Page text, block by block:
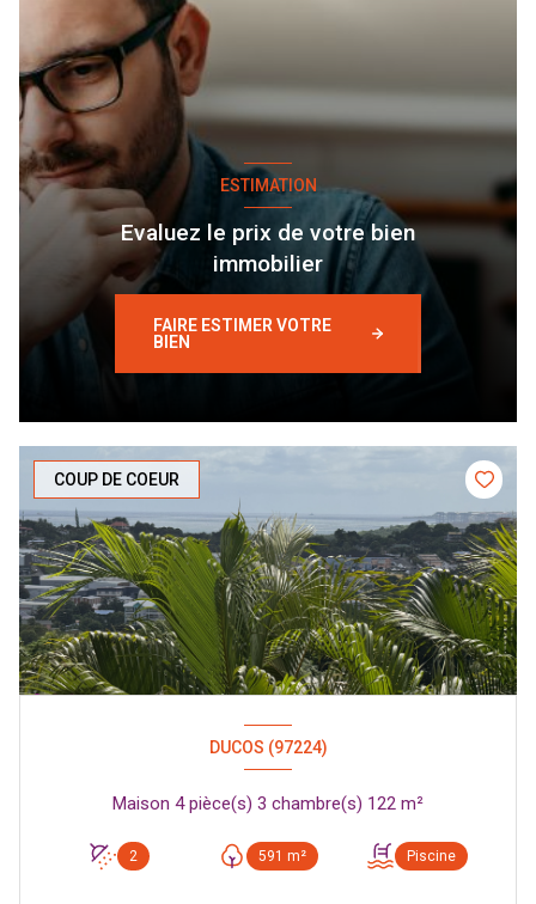
ESTIMATION
Evaluez le prix de votre bien
immobilier
FAIRE ESTIMER VOTRE
BIEN
COUP DE COEUR
DUCOS (97224)
Maison 4 pièce(s) 3 chambre(s) 122 m²
2 591 m² Piscine